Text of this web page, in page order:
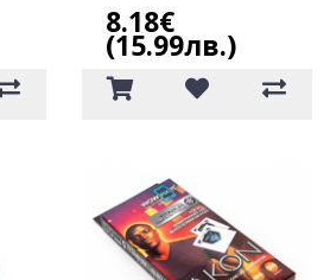
8.18€
(15.99лв.)